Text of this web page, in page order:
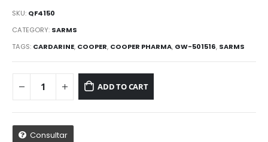
SKU: QF4150
CATEGORY: SARMS
TAGS: CARDARINE, COOPER, COOPER PHARMA, GW-501516, SARMS
ADD TO CART
Consultar